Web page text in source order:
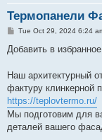
Термопанели
P
s
Tue Oct 29, 2024 6:24
Добавить в избранное
Наш архитектурный
фактуру клинкерной
https://teplovtermo.ru/
Мы подготовим для
деталей вашего